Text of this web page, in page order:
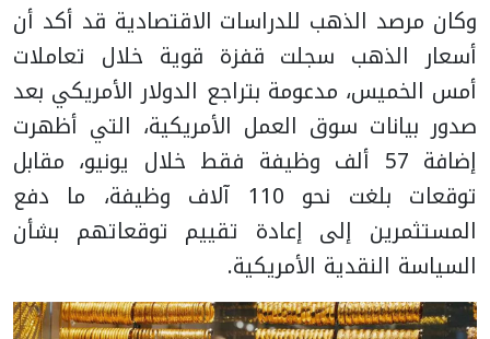
وكان مرصد الذهب للدراسات الاقتصادية قد أكد أن
أسعار الذهب سجلت قفزة قوية خلال تعاملات
أمس الخميس، مدعومة بتراجع الدولار الأمريكي بعد
صدور بيانات سوق العمل الأمريكية، التي أظهرت
إضافة 57 ألف وظيفة فقط خلال يونيو، مقابل
توقعات بلغت نحو 110 آلاف وظيفة، ما دفع
المستثمرين إلى إعادة تقييم توقعاتهم بشأن
السياسة النقدية الأمريكية.